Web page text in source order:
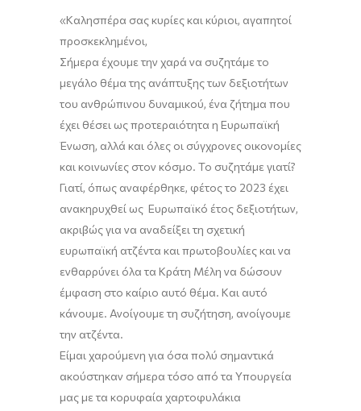
«Καλησπέρα σας κυρίες και κύριοι, αγαπητοί
προσκεκλημένοι,
Σήμερα έχουμε την χαρά να συζητάμε το
μεγάλο θέμα της ανάπτυξης των δεξιοτήτων
του ανθρώπινου δυναμικού, ένα ζήτημα που
έχει θέσει ως προτεραιότητα η Ευρωπαϊκή
Ένωση, αλλά και όλες οι σύγχρονες οικονομίες
και κοινωνίες στον κόσμο. Το συζητάμε γιατί?
Γιατί, όπως αναφέρθηκε, φέτος το 2023 έχει
ανακηρυχθεί ως Ευρωπαϊκό έτος δεξιοτήτων,
ακριβώς για να αναδείξει τη σχετική
ευρωπαϊκή ατζέντα και πρωτοβουλίες και να
ενθαρρύνει όλα τα Κράτη Μέλη να δώσουν
έμφαση στο καίριο αυτό θέμα. Και αυτό
κάνουμε. Ανοίγουμε τη συζήτηση, ανοίγουμε
την ατζέντα.
Είμαι χαρούμενη για όσα πολύ σημαντικά
ακούστηκαν σήμερα τόσο από τα Υπουργεία
μας με τα κορυφαία χαρτοφυλάκια